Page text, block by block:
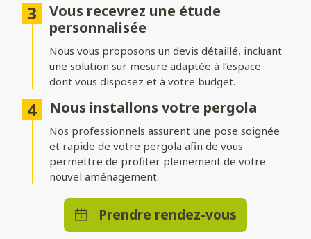
Nombreuses options de
personnalisation
Ajoutez des stores ou parois pour vous protéger du vent,
intégrez un éclairage LED pour profiter d’agréables soirées, ou
un bénéficier d’un confort absolu en toute saison.
Vous recevrez une étude
personnalisée
Nous vous proposons un devis détaillé, incluant
une solution sur mesure adaptée à l’espace
dont vous disposez et à votre budget.
Nous installons votre pergola
Nos professionnels assurent une pose soignée
et rapide de votre pergola afin de vous
permettre de profiter pleinement de votre
nouvel aménagement.
Prendre rendez-vous